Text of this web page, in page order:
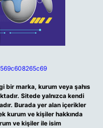
bir marka, kurum veya şahıs
Sitede yalnızca kendi
Burada yer alan içerikler
kurum ve kişiler hakkında
ve kişiler ile isim